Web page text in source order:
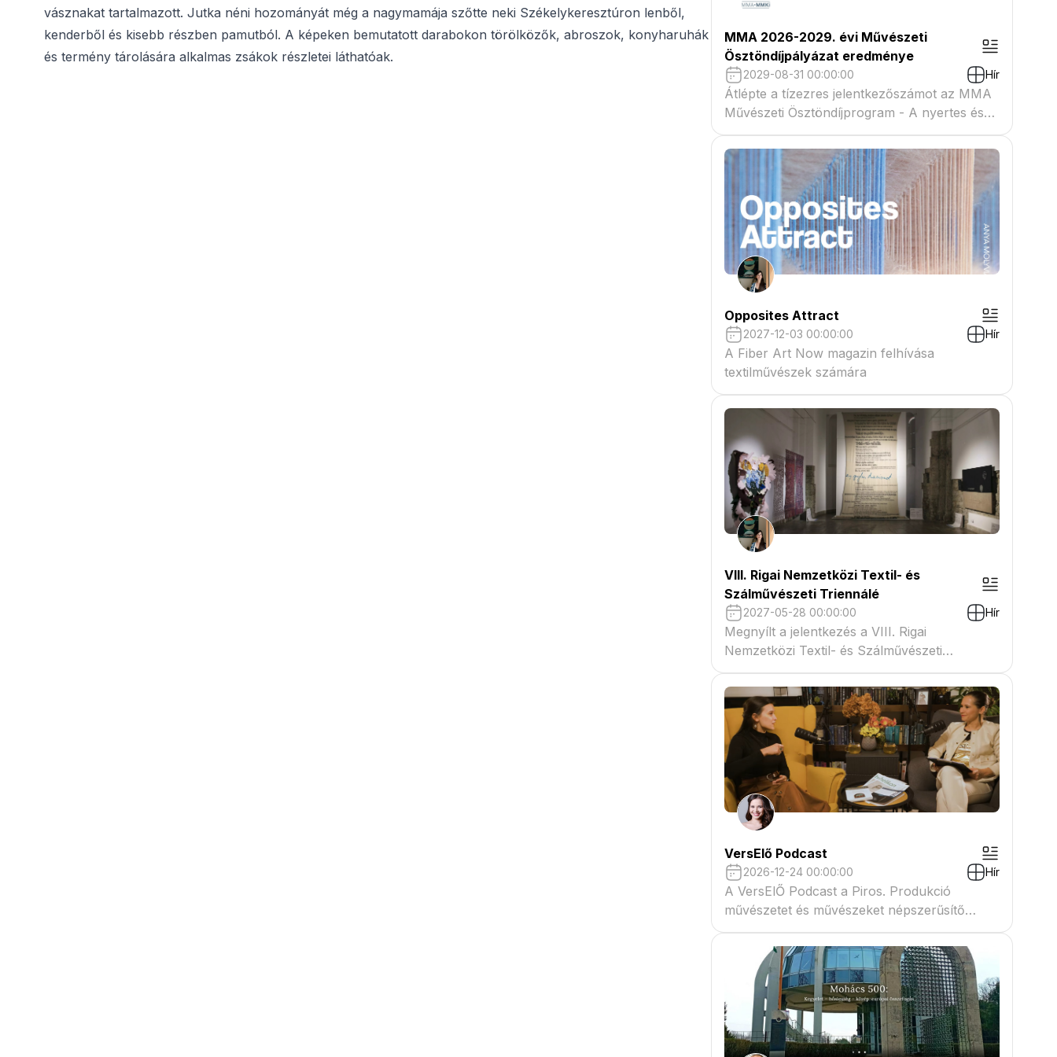
vásznakat tartalmazott. Jutka néni hozományát még a nagymamája szőtte neki Székelykeresztúron lenből,
kenderből és kisebb részben pamutból. A képeken bemutatott darabokon törölközők, abroszok, konyharuhák
és termény tárolására alkalmas zsákok részletei láthatóak.
MMA 2026-2029. évi Művészeti
Ösztöndíjpályázat eredménye
2029-08-31 00:00:00 Hír
Átlépte a tízezres jelentkezőszámot az MMA
Művészeti Ösztöndíjprogram - A nyertes és
tartaléklistás pályázók névsora megtekinthető
a csatolmányban
Opposites Attract
2027-12-03 00:00:00 Hír
A Fiber Art Now magazin felhívása
textilművészek számára
VIII. Rigai Nemzetközi Textil- és
Szálművészeti Triennálé
2027-05-28 00:00:00 Hír
Megnyílt a jelentkezés a VIII. Rigai
Nemzetközi Textil- és Szálművészeti
Triennáléra
VersElő Podcast
2026-12-24 00:00:00 Hír
A VersElŐ Podcast a Piros. Produkció
művészetet és művészeket népszerűsítő
beszélgető műsora